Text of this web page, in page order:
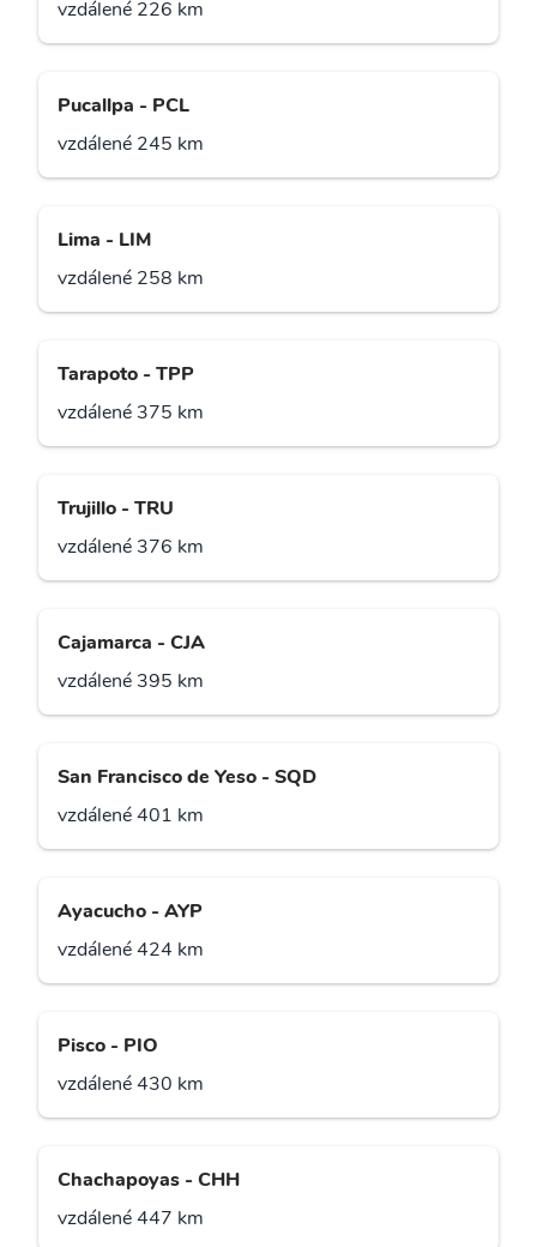
vzdálené 226 km
Pucallpa - PCL
vzdálené 245 km
Lima - LIM
vzdálené 258 km
Tarapoto - TPP
vzdálené 375 km
Trujillo - TRU
vzdálené 376 km
Cajamarca - CJA
vzdálené 395 km
San Francisco de Yeso - SQD
vzdálené 401 km
Ayacucho - AYP
vzdálené 424 km
Pisco - PIO
vzdálené 430 km
Chachapoyas - CHH
vzdálené 447 km